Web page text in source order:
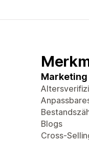
Blogs
Cross-